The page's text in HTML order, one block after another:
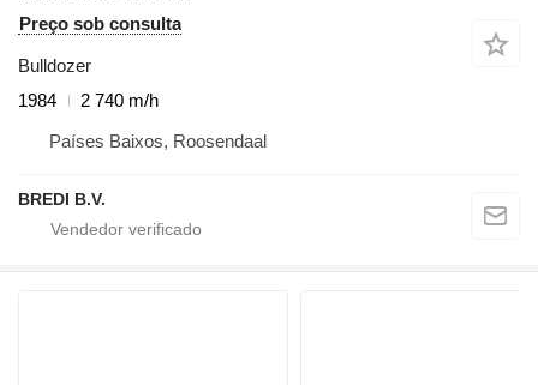
Preço sob consulta
Bulldozer
1984
2 740 m/h
Países Baixos, Roosendaal
BREDI B.V.